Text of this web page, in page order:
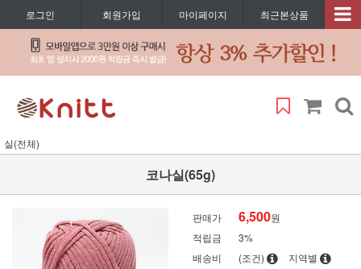
로그인 회원가입 마이페이지 최근본상품
실(전체)
코나실(65g)
판매가 6,500원
적립금
3%
배송비
(조건)
지역별